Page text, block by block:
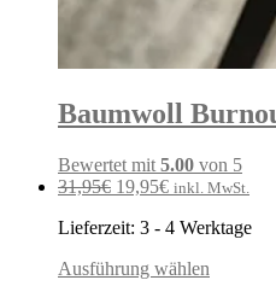
Baumwoll
Bewertet mit 5.00 von 5
31,95€ Ursprünglicher
war:
19,95€Aktueller
ist:
inkl. MwSt.
Lieferzeit: 3 - 4 Werktage
Ausführung wählen